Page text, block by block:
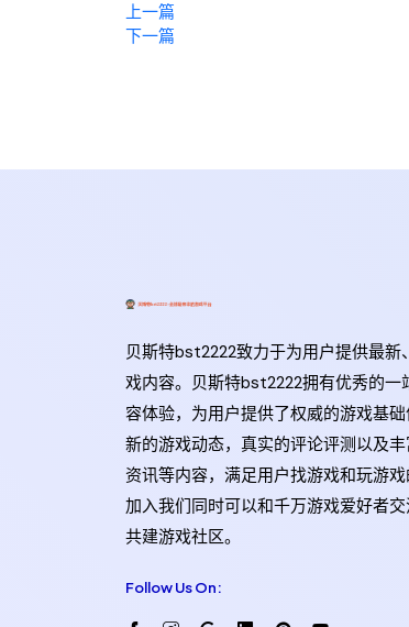
上一篇
下一篇
贝斯特bst2222致力于为用户提供最新
戏内容。贝斯特bst2222拥有优秀的一
容体验，为用户提供了权威的游戏基
新的游戏动态，真实的评论评测以及
资讯等内容，满足用户找游戏和玩游戏
加入我们同时可以和千万游戏爱好者交
共建游戏社区。
Follow Us On: